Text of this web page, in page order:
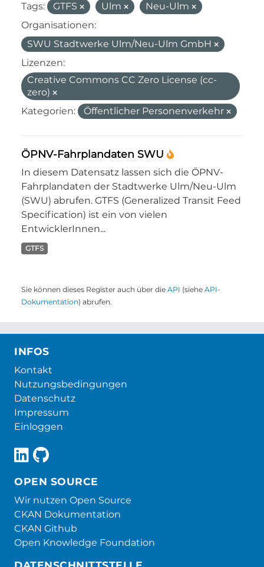
Tags: GTFS Ulm
Neu-Ulm
Organisationen:
SWU Stadtwerke Ulm/Neu-Ulm GmbH
Lizenzen:
Creative Commons CC Zero License (cc-
zero)
Kategorien:
Öffentlicher Personenverkehr
ÖPNV-Fahrplandaten SWU
In diesem Datensatz lassen sich die ÖPNV-
Fahrplandaten der Stadtwerke Ulm/Neu-Ulm
(SWU) abrufen. GTFS (Generalized Transit Feed
Specification) ist ein von vielen
EntwicklerInnen...
GTFS
Sie können dieses Register auch über die API (siehe API-
Dokumentation) abrufen.
INFOS
Kontakt
Nutzungsbedingungen
Datenschutz
Impressum
Einloggen
OPEN SOURCE
Wir nutzen Open Source
CKAN Dokumentation
CKAN Github
Open Knowledge Foundation